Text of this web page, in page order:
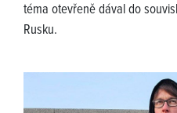
téma otevřeně dával do
Rusku.